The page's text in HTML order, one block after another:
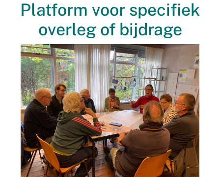
Platform voor specifiek
overleg of bijdrage